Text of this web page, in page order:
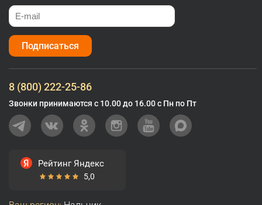
Подписаться
8 (800) 222-25-86
Звонки принимаются с 10.00 до 16.00 с Пн по Пт
Рейтинг Яндекс
5,0